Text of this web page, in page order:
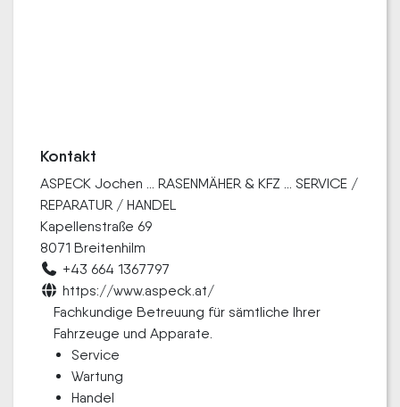
Kontakt
ASPECK Jochen ... RASENMÄHER & KFZ ... SERVICE /
REPARATUR / HANDEL
Kapellenstraße 69
8071 Breitenhilm
+43 664 1367797
https://www.aspeck.at/
Fachkundige Betreuung für sämtliche Ihrer
Fahrzeuge und Apparate.
Service
Wartung
Handel